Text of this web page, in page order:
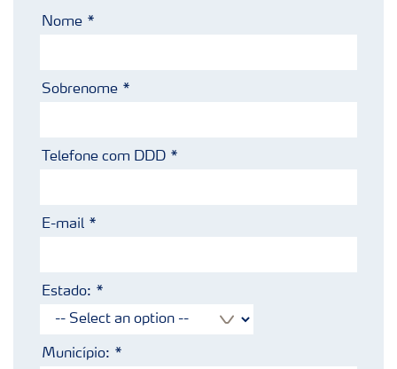
Nome
Sobrenome
Telefone com DDD
E-mail
Estado:
Município: